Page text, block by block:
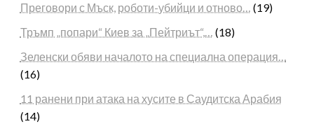
Преговори с Мъск, роботи-убийци и отново… (19)
Тръмп „попари“ Киев за „Пейтриът“,… (18)
Зеленски обяви началото на специална операция…
(16)
11 ранени при атака на хусите в Саудитска Арабия
(14)